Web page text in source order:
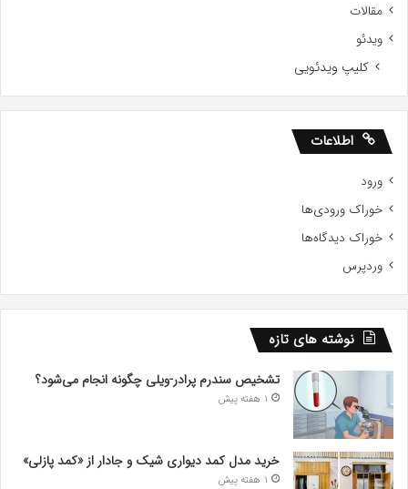
مقالات
ویدئو
کلیپ ویدئویی
اطلاعات
ورود
خوراک ورودی‌ها
خوراک دیدگاه‌ها
وردپرس
نوشته های تازه
تشخیص سندرم پرادر-ویلی چگونه انجام می‌شود؟
1 هفته پیش
خرید مدل کمد دیواری شیک و جادار از «کمد پازلی»
1 هفته پیش